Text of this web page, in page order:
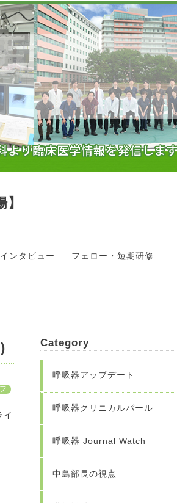
ンタビュー フェロー・短期研修
イ
Category
呼吸器アップデート
呼吸器クリニカルパール
呼吸器 Journal Watch
中島部長の視点